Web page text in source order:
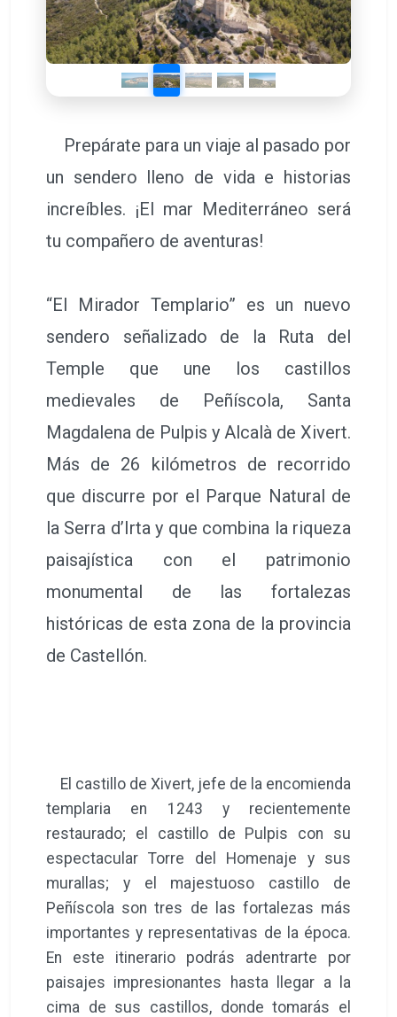
Prepárate para un viaje al pasado por
un sendero lleno de vida e historias
increíbles. ¡El mar Mediterráneo será
tu compañero de aventuras!
“El Mirador Templario” es un nuevo
sendero señalizado de la Ruta del
Temple que une los castillos
medievales de Peñíscola, Santa
Magdalena de Pulpis y Alcalà de Xivert.
Más de 26 kilómetros de recorrido
que discurre por el Parque Natural de
la Serra d’Irta y que combina la riqueza
paisajística con el patrimonio
monumental de las fortalezas
históricas de esta zona de la provincia
de Castellón.
El castillo de Xivert, jefe de la encomienda
templaria en 1243 y recientemente
restaurado; el castillo de Pulpis con su
espectacular Torre del Homenaje y sus
murallas; y el majestuoso castillo de
Peñíscola son tres de las fortalezas más
importantes y representativas de la época.
En este itinerario podrás adentrarte por
paisajes impresionantes hasta llegar a la
cima de sus castillos, donde tomarás el